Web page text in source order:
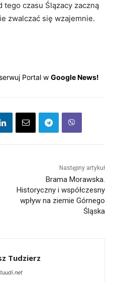
tego czasu Ślązacy zaczną
zwalczać się wzajemnie.
Portal w Google News!
Następny artykuł
Brama Morawska.
Historyczny i współczesny
wpływ na ziemie Górnego
Śląska
Tudzierz